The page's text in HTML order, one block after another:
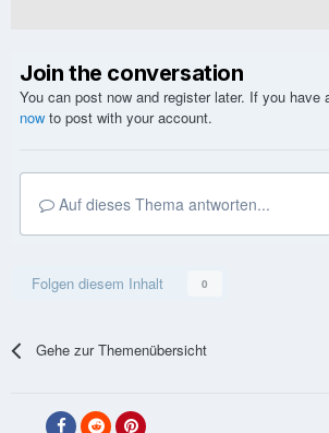
Join the conversation
You can post now and register later. If you have
now to post with your account.
Auf dieses Thema antworten...
Folgen diesem Inhalt 0
Gehe zur Themenübersicht